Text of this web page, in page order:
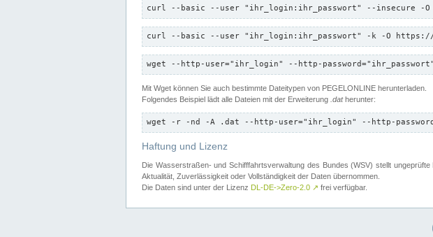
curl --basic --user "ihr_login:ihr_passwort" --insecure -
curl --basic --user "ihr_login:ihr_passwort" -k -O https://
wget --http-user="ihr_login" --http-
Mit Wget können Sie auch bestimmte Dateitypen von PEGELONLINE herunterladen.
Folgendes Beispiel lädt alle Dateien mit der Erweiterung .datherunter:
wget -r -nd -A .dat --http-user="ihr_login" --http-
Haftung und Lizenz
Die Wasserstraßen- und Schifffahrtsverwaltung des Bundes (WSV) stellt
Aktualität, Zuverlässigkeit oder Vollständigkeit der Daten übernommen.
Die Daten sind unter der Lizenz DL-DE->Zero-2.0 ↗ frei verfügbar.